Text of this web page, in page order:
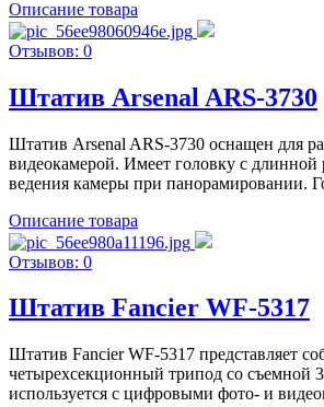
Описание товара
Отзывов: 0
Штатив Arsenal ARS-3730
Штатив Arsenal ARS-3730 оснащен для
видеокамерой. Имеет головку с длинной
ведения камеры при панорамировании.
Описание товара
Отзывов: 0
Штатив Fancier WF-5317
Штатив Fancier WF-5317 представляет
четырехсекционный трипод со съемной
используется с цифровыми фото- и